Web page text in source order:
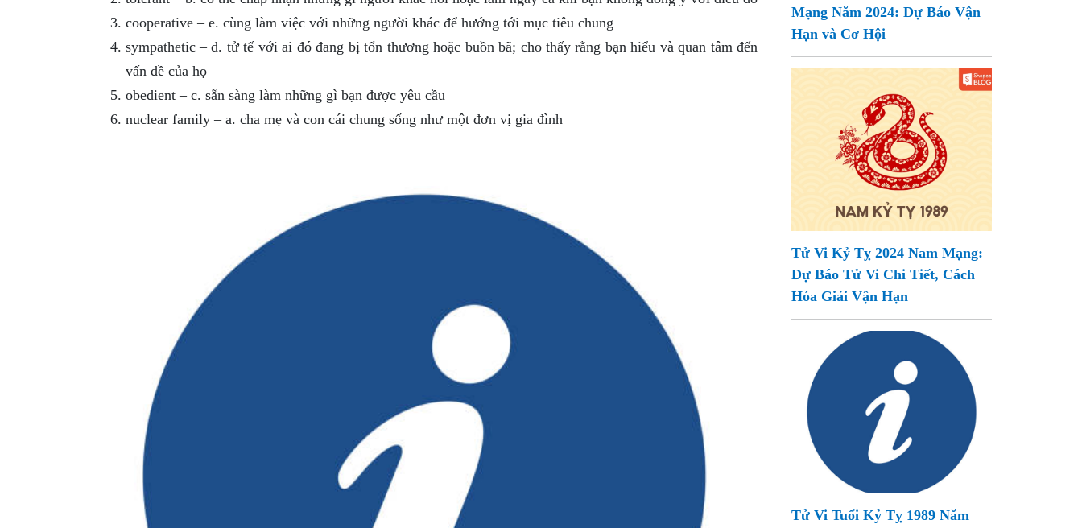
cooperative – e. cùng làm việc với những người khác để hướng tới mục tiêu chung
sympathetic – d. tử tế với ai đó đang bị tổn thương hoặc buồn bã; cho thấy rằng bạn hiểu và quan tâm đến
vấn đề của họ
obedient – c. sẵn sàng làm những gì bạn được yêu cầu
nuclear family – a. cha mẹ và con cái chung sống như một đơn vị gia đình
Mạng Năm 2024: Dự Báo Vận
Hạn và Cơ Hội
Tử Vi Kỷ Tỵ 2024 Nam Mạng:
Dự Báo Tử Vi Chi Tiết, Cách
Hóa Giải Vận Hạn
Tử Vi Tuổi Kỷ Tỵ 1989 Năm